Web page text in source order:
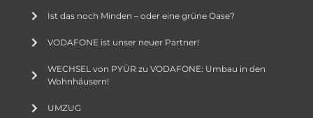
Ist das noch Minden – oder eine grüne Oase?
VODAFONE ist unser neuer Partner!
WECHSEL von PYÜR zu VODAFONE: Umbau in den
Wohnhäusern!
UMZUG